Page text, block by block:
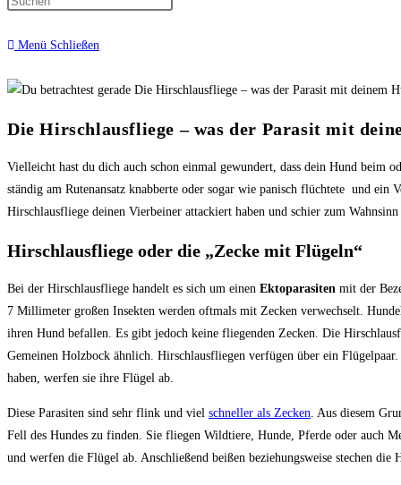
Menü Schließen
Die Hirschlausfliege – was der Parasit mit
Vielleicht hast du dich auch schon einmal gewundert, dass dein Hund beim
ständig am Rutenansatz knabberte oder sogar wie panisch flüchtete und ein
Hirschlausfliege deinen Vierbeiner attackiert haben und schier zum
Hirschlausfliege oder die „Zecke mit Flügeln“
Bei der Hirschlausfliege handelt es sich um einen Ektoparasiten mit der
7 Millimeter großen Insekten werden oftmals mit Zecken verwechselt.
ihren Hund befallen. Es gibt jedoch keine fliegenden Zecken. Die
Gemeinen Holzbock ähnlich. Hirschlausfliegen verfügen über ein
haben, werfen sie ihre Flügel ab.
Diese Parasiten sind sehr flink und viel schneller als Zecken. Aus diesem
Fell des Hundes zu finden. Sie fliegen Wildtiere, Hunde, Pferde oder auch
und werfen die Flügel ab. Anschließend beißen beziehungsweise stechen die